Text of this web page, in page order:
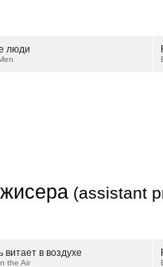
люди
(assistant
витает в воздухе
the Air